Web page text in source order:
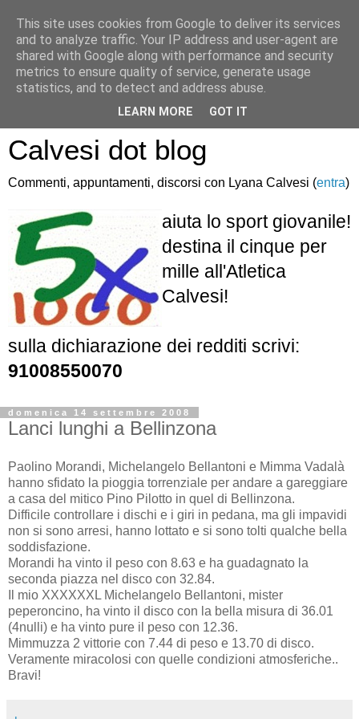
Atletica Sandro
Calvesi dot blog
Commenti, appuntamenti, discorsi con Lyana Calvesi (entra)
aiuta lo sport giovanile!
destina il cinque per
mille all'Atletica
Calvesi!
sulla dichiarazione dei redditi scrivi:
91008550070
domenica 14 settembre 2008
Lanci lunghi a Bellinzona
Paolino Morandi, Michelangelo Bellantoni e Mimma Vadalà
hanno sfidato la pioggia torrenziale per andare a gareggiare
a casa del mitico Pino Pilotto in quel di Bellinzona.
Difficile controllare i dischi e i giri in pedana, ma gli impavidi
non si sono arresi, hanno lottato e si sono tolti qualche bella
soddisfazione.
Morandi ha vinto il peso con 8.63 e ha guadagnato la
seconda piazza nel disco con 32.84.
Il mio XXXXXXL Michelangelo Bellantoni, mister
peperoncino, ha vinto il disco con la bella misura di 36.01
(4nulli) e ha vinto pure il peso con 12.36.
Mimmuzza 2 vittorie con 7.44 di peso e 13.70 di disco.
Veramente miracolosi con quelle condizioni atmosferiche..
Bravi!
This site uses cookies from Google to deliver its services
and to analyze traffic. Your IP address and user-agent are
shared with Google along with performance and security
metrics to ensure quality of service, generate usage
statistics, and to detect and address abuse.
LEARN MORE GOT IT